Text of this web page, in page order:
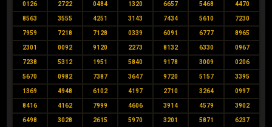
0126 2722 0484 1320 6657 5468 4470
8563 3555 4251 3143 7434 5610 7230
7959 7218 7128 0339 6091 6777 8965
2301 0092 9120 2273 8132 6330 0967
7238 5312 1951 5840 9178 3009 0206
5670 0982 7387 3647 9720 5157 3395
1369 4948 6102 4197 2710 3264 0997
8416 4162 7999 4606 3914 4579 3902
6498 3028 2615 5970 3201 5871 6237